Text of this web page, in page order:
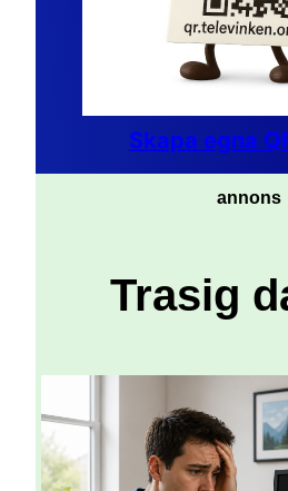
Skapa egna
annons
Trasig